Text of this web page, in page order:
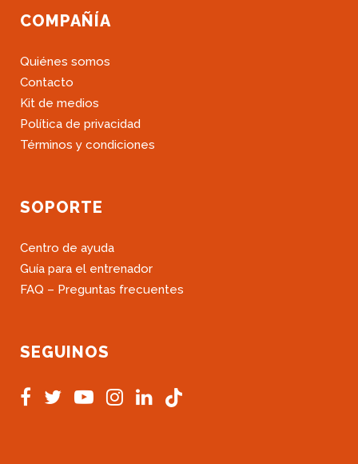
COMPAÑÍA
Quiénes somos
Contacto
Kit de medios
Política de privacidad
Términos y condiciones
SOPORTE
Centro de ayuda
Guía para el entrenador
FAQ – Preguntas frecuentes
SEGUINOS